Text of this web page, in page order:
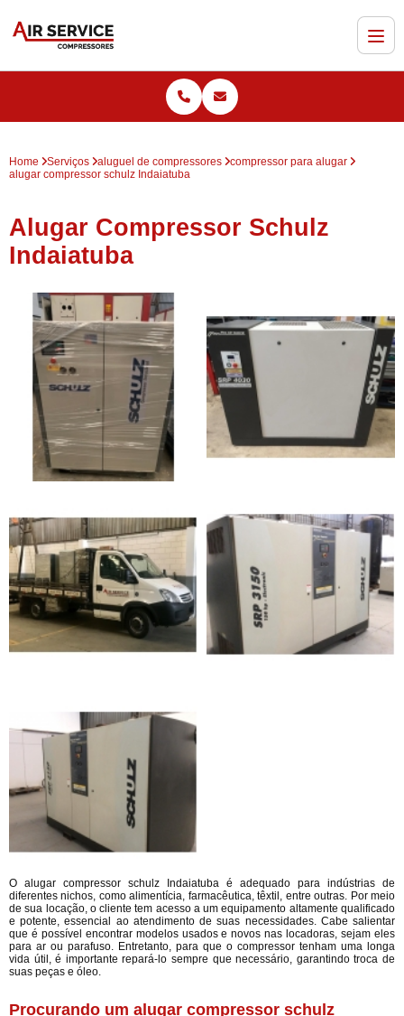
Home Serviços aluguel de compressores
compressor para alugar
alugar compressor schulz Indaiatuba
Alugar Compressor Schulz
Indaiatuba
O alugar compressor schulz Indaiatuba é adequado para indústrias de
diferentes nichos, como alimentícia, farmacêutica, têxtil, entre outras. Por meio
de sua locação, o cliente tem acesso a um equipamento altamente qualificado
e potente, essencial ao atendimento de suas necessidades. Cabe salientar
que é possível encontrar modelos usados e novos nas locadoras, sejam eles
para ar ou parafuso. Entretanto, para que o compressor tenham uma longa
vida útil, é importante repará-lo sempre que necessário, garantindo troca de
suas peças e óleo.
Procurando um alugar compressor schulz